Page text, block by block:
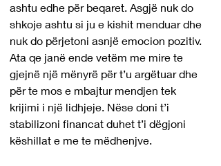
ashtu edhe për beqaret. Asgjë nuk do
shkoje ashtu si ju e kishit menduar dhe
nuk do përjetoni asnjë emocion pozitiv.
Ata qe janë ende vetëm me mire te
gjejnë një mënyrë për t’u argëtuar dhe
për te mos e mbajtur mendjen tek
krijimi i një lidhjeje. Nëse doni t’i
stabilizoni financat duhet t’i dëgjoni
këshillat e me te mëdhenjve.